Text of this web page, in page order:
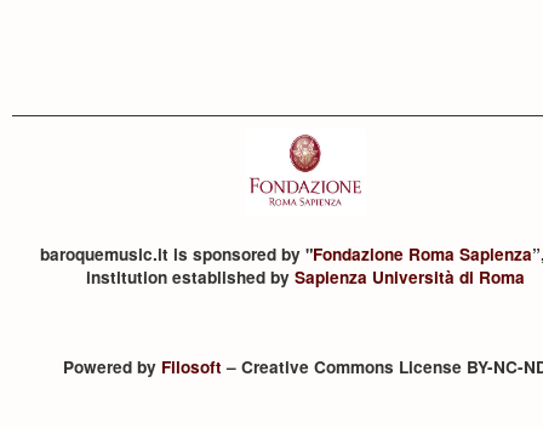
baroquemusic.it is sponsored by "Fondazione Roma Sapienza
institution established by Sapienza Università di Roma
Powered by Filosoft– Creative Commons License BY-NC-